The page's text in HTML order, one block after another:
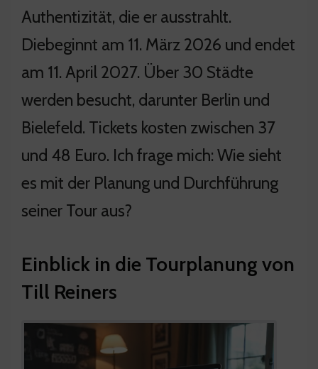
Authentizität, die er ausstrahlt.
Diebeginnt am 11. März 2026 und endet
am 11. April 2027. Über 30 Städte
werden besucht, darunter Berlin und
Bielefeld. Tickets kosten zwischen 37
und 48 Euro. Ich frage mich: Wie sieht
es mit der Planung und Durchführung
seiner Tour aus?
Einblick in die Tourplanung von
Till Reiners